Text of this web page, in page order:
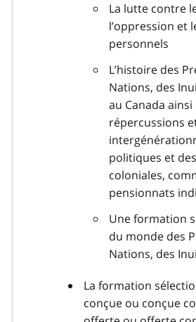
La lutte contre
l’oppression et
personnels
L’histoire des
Nations, des
au Canada ainsi
répercussions
politiques et
coloniales,
pensionnats
Une formation
du monde des
Nations, des
La formation
conçue ou conçue